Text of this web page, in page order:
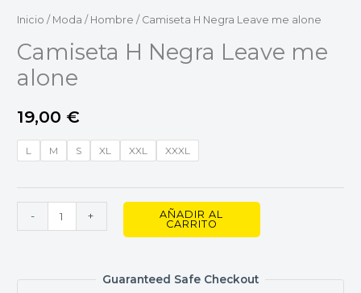
Inicio / Moda / Hombre / Camiseta H Negra Leave me alone
Camiseta H Negra Leave me
alone
19,00 €
L M S XL XXL XXXL
-
alone
+
AÑADIR AL
CARRITO
Guaranteed Safe Checkout